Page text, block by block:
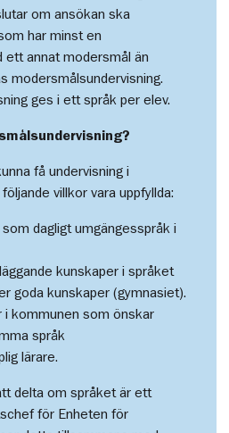
om ansökan ska
har minst en
ett annat modersmål än
modersmålsundervisning.
ges i ett språk per elev.
få undervisning i
villkor vara uppfyllda:
dagligt umgängesspråk i
kunskaper i språket
goda kunskaper (gymnasiet).
i kommunen som önskar
språk
lärare.
delta om språket är ett
för Enheten för